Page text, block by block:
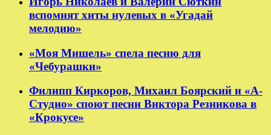
вспомнят хиты нулевых в «Угадай
мелодию»
«Моя Мишель» спела песню для
«Чебурашки»
Филипп Киркоров, Михаил Боярский и «А-
Студио» споют песни Виктора Резникова в
«Крокусе»